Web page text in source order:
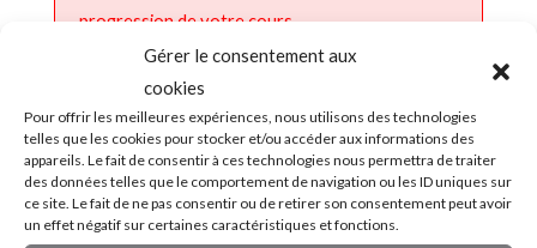
Gérer le consentement aux
cookies
Pour offrir les meilleures expériences, nous utilisons des technologies
telles que les cookies pour stocker et/ou accéder aux informations des
appareils. Le fait de consentir à ces technologies nous permettra de traiter
des données telles que le comportement de navigation ou les ID uniques sur
ce site. Le fait de ne pas consentir ou de retirer son consentement peut avoir
un effet négatif sur certaines caractéristiques et fonctions.
progression de votre cours.